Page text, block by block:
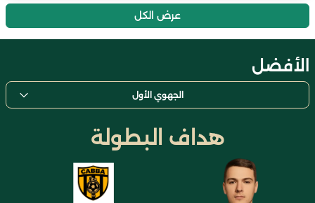
عرض الكل
الأفضل
الجهوي الأول
هداف البطولة